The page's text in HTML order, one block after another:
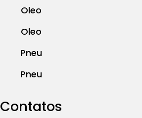
Oleo
Oleo
Pneu
Pneu
Contatos